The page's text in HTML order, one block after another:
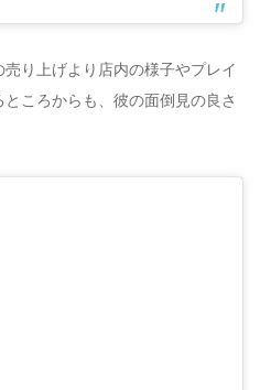
り上げより店内の様子やプレイ
ころからも、彼の面倒見の良さ